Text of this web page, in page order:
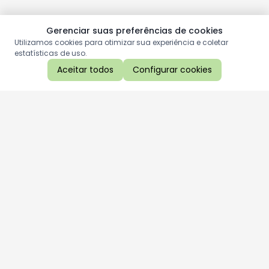
Gerenciar suas preferências de cookies
Utilizamos cookies para otimizar sua experiência e coletar
estatísticas de uso.
Aceitar todos Configurar cookies